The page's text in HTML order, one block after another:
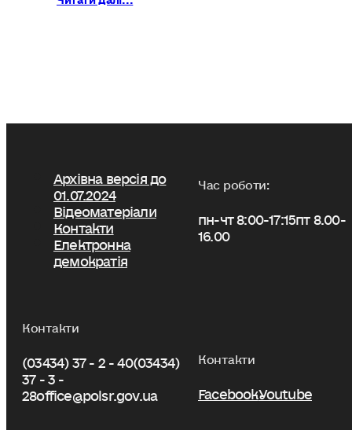
Архівна версія до
01.07.2024
Відеоматеріали
Контакти
Електронна
демократія
Час роботи:
пн-чт 8:00-17:15пт 8.00-
16.00
Контакти
(03434) 37 - 2 - 40(03434)
37 - 3 -
28office@polsr.gov.ua
Контакти
FacebookYoutube